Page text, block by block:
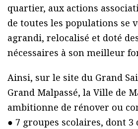
quartier, aux actions
de toutes les populations se
agrandi, relocalisé et doté
nécessaires à son meilleur
Ainsi, sur le site du Grand
Grand Malpassé, la Ville de
ambitionne de rénover ou
● 7 groupes scolaires, dont 3